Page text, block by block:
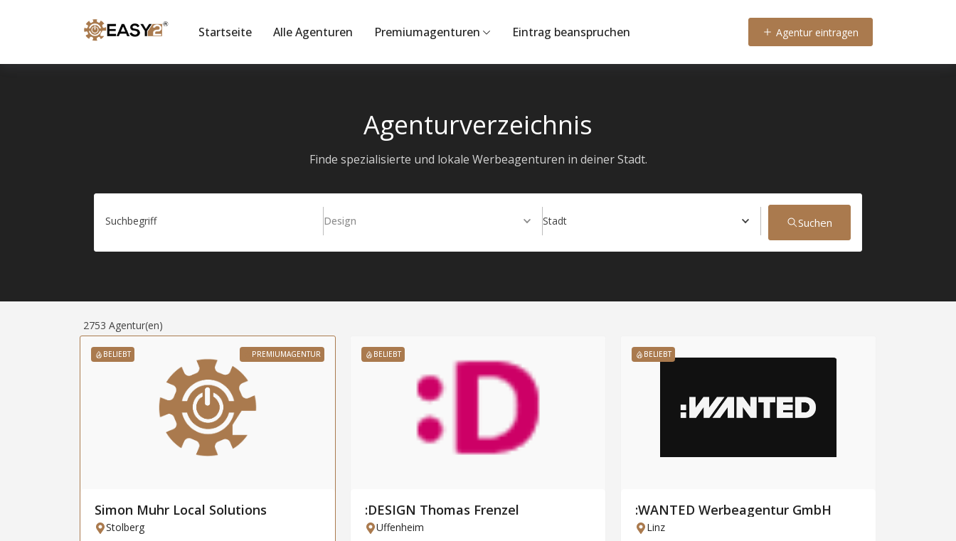
Startseite Alle Agenturen Premiumagenturen Eintrag beanspruchen Agentur eintragen
Agenturverzeichnis
Finde spezialisierte und lokale Werbeagenturen in deiner Stadt.
Suchbegriff Design Stadt Suchen
2753 Agentur(en)
BELIEBT PREMIUMAGENTUR
Simon Muhr Local Solutions
Stolberg
BELIEBT
:DESIGN Thomas Frenzel
Uffenheim
BELIEBT
:WANTED Werbeagentur GmbH
Linz